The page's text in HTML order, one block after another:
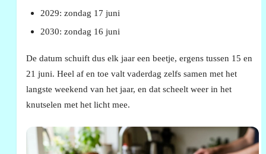
2029: zondag 17 juni
2030: zondag 16 juni
De datum schuift dus elk jaar een beetje, ergens tussen 15 en
21 juni. Heel af en toe valt vaderdag zelfs samen met het
langste weekend van het jaar, en dat scheelt weer in het
knutselen met het licht mee.